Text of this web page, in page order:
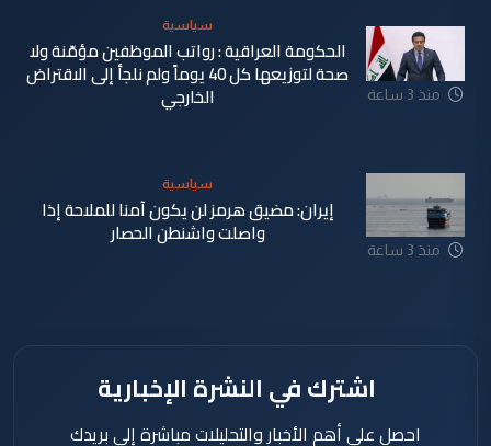
منذ 3 ساعة
سياسية
الحكومة العراقية : رواتب الموظفين مؤمّنة ولا
صحة لتوزيعها كل 40 يوماً ولم نلجأ إلى الاقتراض
الخارجي
منذ 3 ساعة
سياسية
إيران: مضيق هرمز لن يكون آمنا للملاحة إذا
واصلت واشنطن الحصار
اشترك في النشرة الإخبارية
احصل على أهم الأخبار والتحليلات مباشرة إلى بريدك